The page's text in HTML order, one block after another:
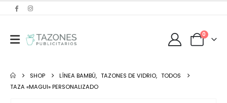
0
SHOP LÍNEA BAMBÚ, TAZONES DE VIDRIO, TODOS
TAZA «MAGUI» PERSONALIZADO